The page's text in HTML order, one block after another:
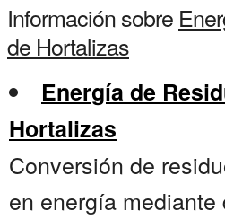
Información sobre
de Hortalizas
Energía de
Hortalizas
Conversión de
en energía mediante